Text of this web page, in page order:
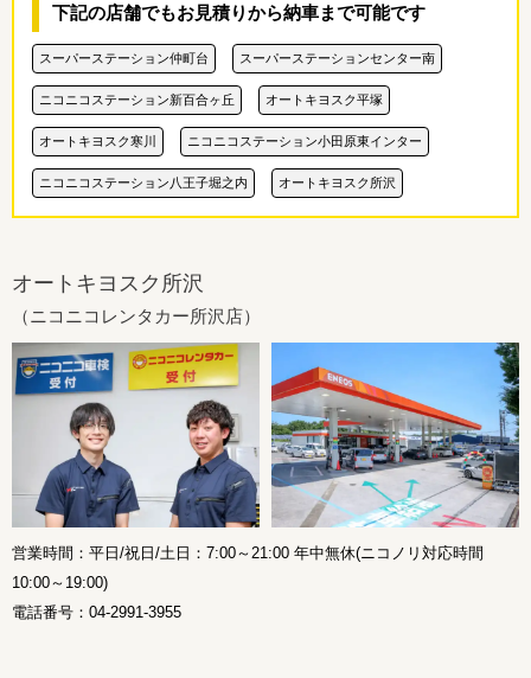
下記の店舗でもお見積りから納車まで可能です
スーパーステーション仲町台 スーパーステーションセンター南
ニコニコステーション新百合ヶ丘 オートキヨスク平塚
オートキヨスク寒川 ニコニコステーション小田原東インター
ニコニコステーション八王子堀之内 オートキヨスク所沢
オートキヨスク所沢
（ニコニコレンタカー所沢店）
営業時間：平日/祝日/土日：7:00～21:00 年中無休(ニコノリ対応時間
10:00～19:00)
電話番号：04-2991-3955